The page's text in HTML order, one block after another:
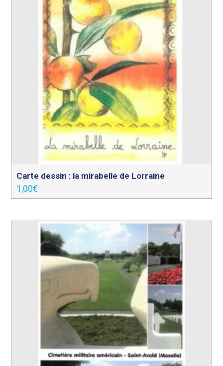
Carte dessin : la mirabelle de Lorraine
1,00€